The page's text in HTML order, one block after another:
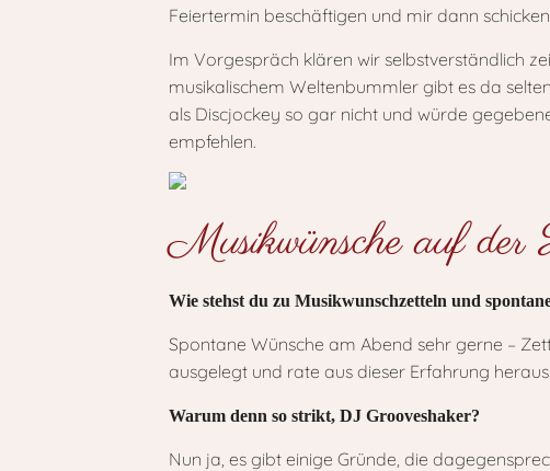
Feiertermin beschäftigen und mir dann
Im Vorgespräch klären wir selbstverständlich
musikalischem Weltenbummler gibt es da
als Discjockey so gar nicht und würde
empfehlen.
Musikwünsche auf
Wie stehst du zu Musikwunschzetteln und
Spontane Wünsche am Abend sehr gerne –
ausgelegt und rate aus dieser Erfahrung
Warum denn so strikt, DJ Grooveshaker?
Nun ja, es gibt einige Gründe, die